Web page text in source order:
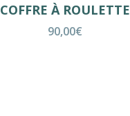
COFFRE À ROULETTE
90,00€